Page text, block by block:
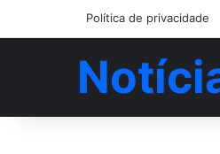
Política de privacidade